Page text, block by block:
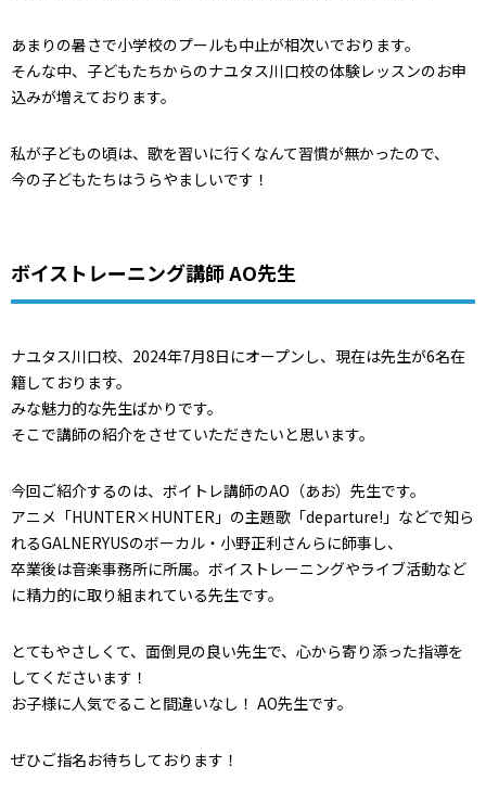
あまりの暑さで小学校のプールも中止が相次いでおります。
そんな中、子どもたちからのナユタス川口校の体験レッスンのお申
込みが増えております。
私が子どもの頃は、歌を習いに行くなんて習慣が無かったので、
今の子どもたちはうらやましいです！
ボイストレーニング講師 AO先生
ナユタス川口校、2024年7月8日にオープンし、現在は先生が6名在
籍しております。
みな魅力的な先生ばかりです。
そこで講師の紹介をさせていただきたいと思います。
今回ご紹介するのは、ボイトレ講師のAO（あお）先生です。
アニメ「HUNTER×HUNTER」の主題歌「departure!」などで知ら
れるGALNERYUSのボーカル・小野正利さんらに師事し、
卒業後は音楽事務所に所属。ボイストレーニングやライブ活動など
に精力的に取り組まれている先生です。
とてもやさしくて、面倒見の良い先生で、心から寄り添った指導を
してくださいます！
お子様に人気でること間違いなし！ AO先生です。
ぜひご指名お待ちしております！